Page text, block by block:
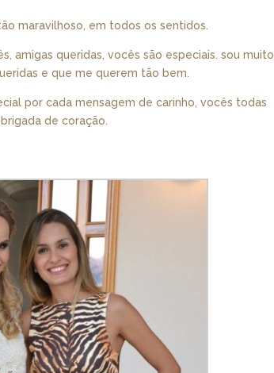
maravilhoso, em todos os sentidos.
amigas queridas, vocês são especiais. sou muito
e que me querem tão bem.
por cada mensagem de carinho, vocês todas
de coração.